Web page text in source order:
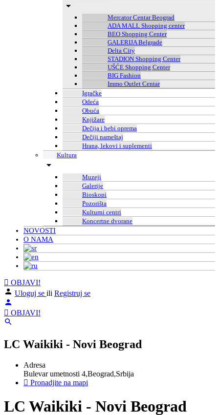
Mercator Centar Beograd
ADA MALL Shopping center
BEO Shopping Center
GALERIJA Belgrade
Delta City
STADION Shopping Center
UŠĆE Shopping Center
BIG Fashion
Immo Outlet Centar
Igračke
Odeća
Obuća
Knjižare
Dečija i bebi oprema
Dečiji nameštaj
Hrana, lekovi i suplementi
Kultura
Muzeji
Galerije
Bioskopi
Pozorišta
Kulturni centri
Koncertne dvorane
NOVOSTI
O NAMA
OBJAVI!
Uloguj se ili Registruj se
OBJAVI!
LC Waikiki - Novi Beograd
Adresa
Bulevar umetnosti 4,Beograd,Srbija
Pronadjite na mapi
LC Waikiki - Novi Beograd